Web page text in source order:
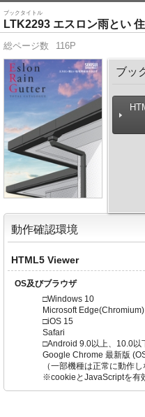
ブックタイトル
LTK2293 エスロン雨とい
総ページ数 116P
ブッ
動作確認環境
HTML5 Viewer
OS及びブラウザ
□Windows 10
Microsoft
□iOS 15
Safari
□Android 9.0以上、10.0以
Google Chrome 最新版
（一部機種は正常に動作
※cookieとJavaScriptを有